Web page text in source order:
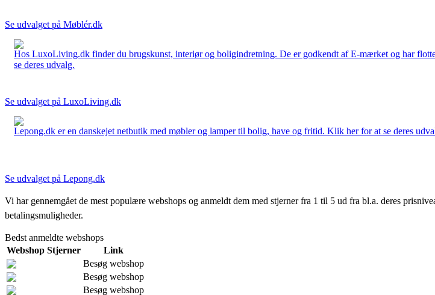
Se udvalget på Møblér.dk
Hos LuxoLiving.dk finder du brugskunst, interiør og boligindretning. De er godkendt af E-mærket og har
se deres udvalg.
Se udvalget på LuxoLiving.dk
Lepong.dk er en danskejet netbutik med møbler og lamper til bolig, have og fritid. Klik her for at se deres
Se udvalget på Lepong.dk
Vi har gennemgået de mest populære webshops og anmeldt dem med stjerner fra 1 til 5 ud fra bl.a. deres
betalingsmuligheder.
Bedst anmeldte webshops
Webshop Stjerner
Link
Besøg webshop
Besøg webshop
Besøg webshop